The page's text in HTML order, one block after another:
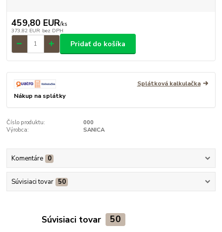
459,80 EUR/ks
373,82 EUR bez DPH
Pridať do košíka
Splátková kalkulačka
Nákup na splátky
Číslo produktu:
000
Výrobca:
SANICA
Komentáre 0
Súvisiaci tovar 50
Súvisiaci tovar 50